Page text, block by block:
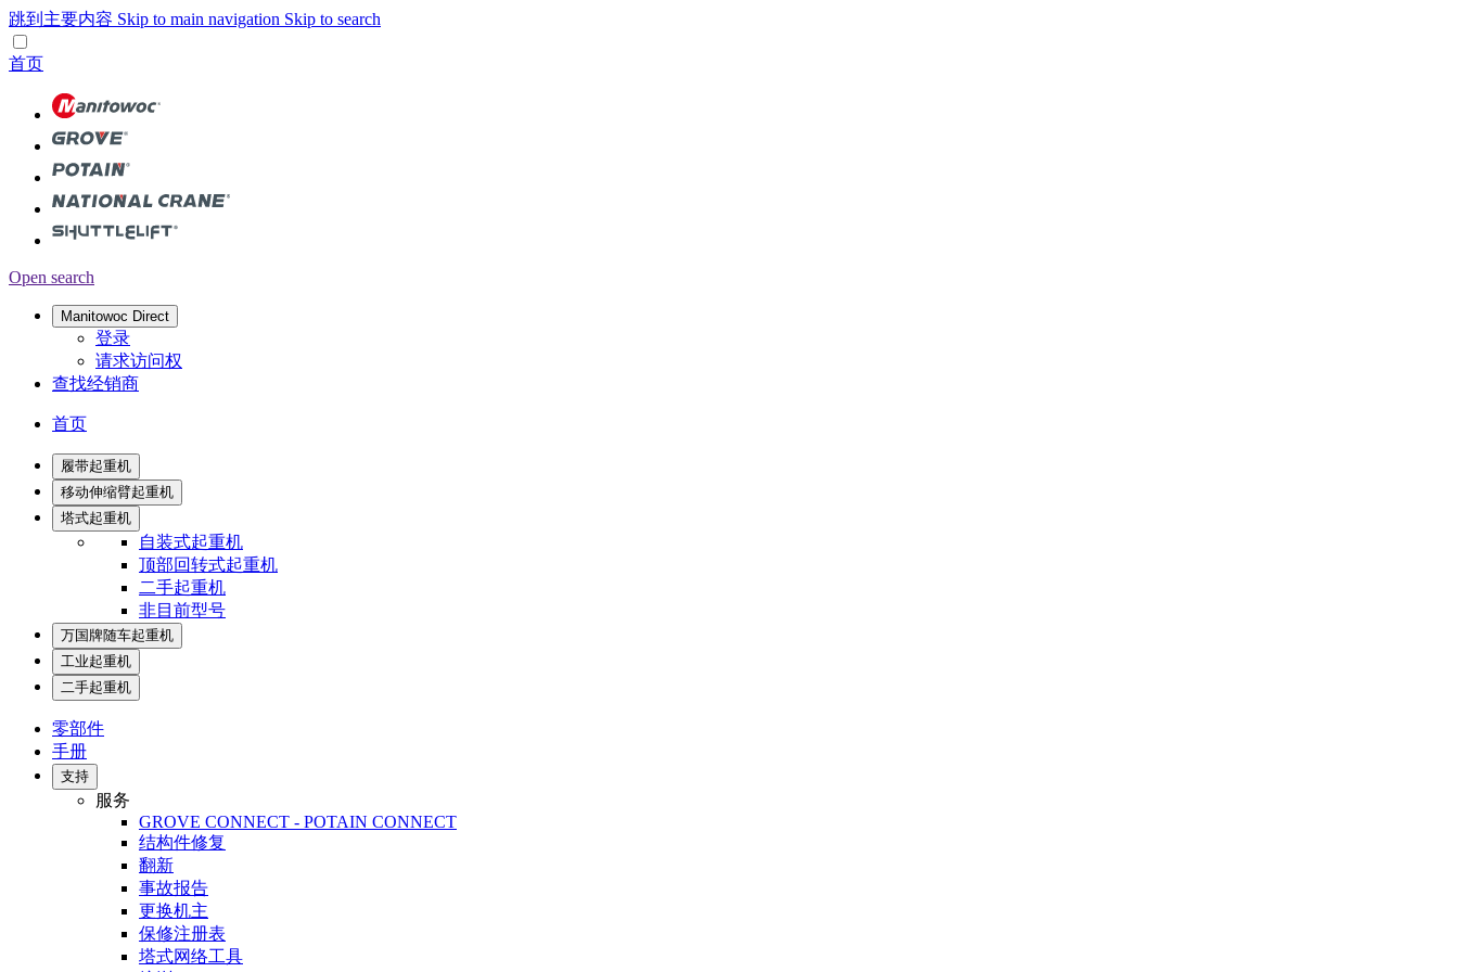
跳到主要内容 Skip to main navigation Skip to search
首页
Open search
Manitowoc Direct
登录
请求访问权
查找经销商
首页
履带起重机
移动伸缩臂起重机
塔式起重机
自装式起重机
顶部回转式起重机
二手起重机
非目前型号
万国牌随车起重机
工业起重机
二手起重机
零部件
手册
支持
服务
GROVE CONNECT - POTAIN CONNECT
结构件修复
翻新
事故报告
更换机主
保修注册表
塔式网络工具